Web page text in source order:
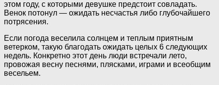
этом году, с которыми девушке предстоит совладать.
Венок потонул — ожидать несчастья либо глубочайшего
потрясения.
Если погода веселила солнцем и теплым приятным
ветерком, такую благодать ожидать целых 6 следующих
недель. Конкретно этот день люди встречали лето,
провожая весну песнями, плясками, играми и всеобщим
весельем.